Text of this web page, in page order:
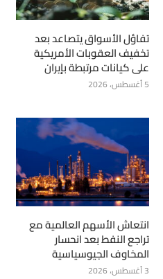
تفاؤل الأسواق يتصاعد بعد
تخفيف العقوبات الأمريكية
على كيانات مرتبطة بإيران
5 أغسطس، 2026
انتعاش الأسهم العالمية مع
تراجع النفط بعد انحسار
المخاوف الجيوسياسية
3 أغسطس، 2026